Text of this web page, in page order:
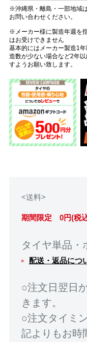
※沖縄県・離島・一部地域
お問い合わせください。
※メーカー様に製造年週を
はお受けできません
基本的にはメーカー製造1
造数が少ない場合など2年
すようお願い致します。
<送料>
期間限定 0円(税
タイヤ単品・
配送・返品につ
○注文日翌日
きます。
○注文タイミ
記よりもお時